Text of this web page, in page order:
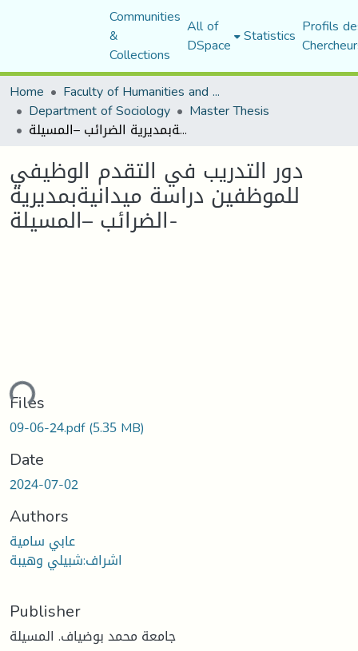
Communities
&
Collections
All of
DSpace Statistics Profils
Home
Faculty of Humanities and Social Sciences
Department of Sociology Master Thesis
دور التدريب في التقدم الوظيفي للموظفين دراسة ميدانيةبمديرية الضرائب –المسيلة-
دور التدريب في التقدم الوظيفي
للموظفين دراسة ميدانيةبمديرية
الضرائب –المسيلة-
Files
09-06-24.pdf(5.35 MB)
Date
2024-07-02
Authors
عابي سامية
اشراف:شبيلي وهيبة
Publisher
جامعة محمد بوضياف. المسيلة